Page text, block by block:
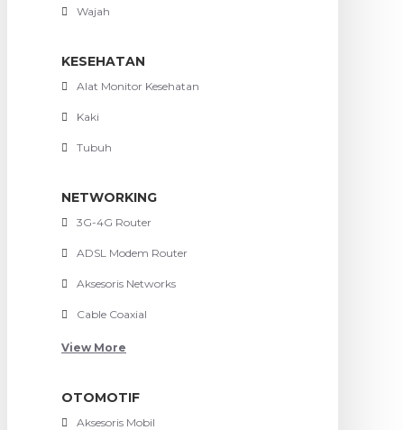
Wajah
KESEHATAN
Alat Monitor Kesehatan
Kaki
Tubuh
NETWORKING
3G-4G Router
ADSL Modem Router
Aksesoris Networks
Cable Coaxial
View More
OTOMOTIF
Aksesoris Mobil